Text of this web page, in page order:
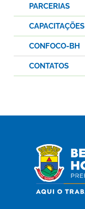
PARCERIAS
CAPACITAÇÕES
CONFOCO-BH
CONTATOS